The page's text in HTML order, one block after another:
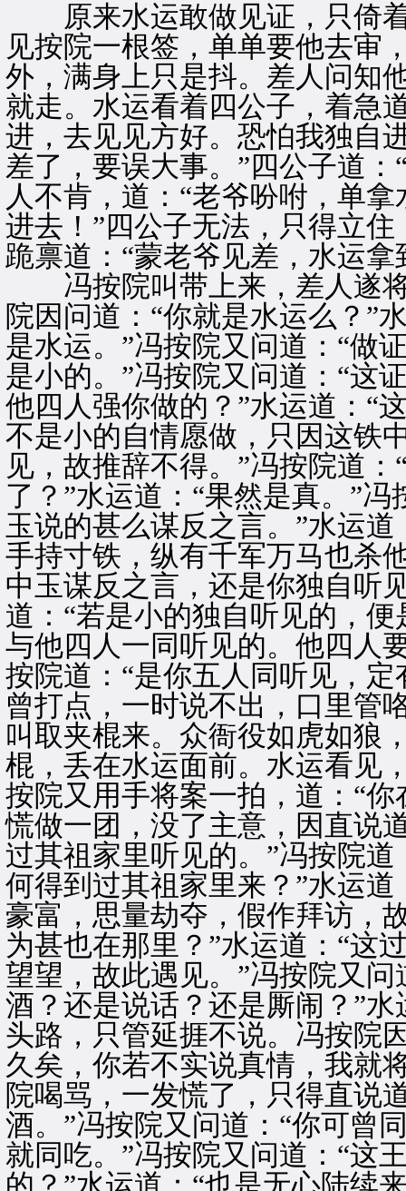
原来水运敢做见证，只倚着
见按院一根签，单单要他去审
外，满身上只是抖。差人问知
就走。水运看着四公子，着急
进，去见见方好。恐怕我独自
差了，要误大事。”四公子道
人不肯，道：“老爷吩咐，单
进去！”四公子无法，只得立
跪禀道：“蒙老爷见差，水运拿
冯按院叫带上来，差人遂将
院因问道：“你就是水运么？”
是水运。”冯按院又问道：“做
是小的。”冯按院又问道：“这
他四人强你做的？”水运道：“
不是小的自情愿做，只因这铁
见，故推辞不得。”冯按院道
了？”水运道：“果然是真。”
玉说的甚么谋反之言。”水运
手持寸铁，纵有千军万马也杀
中玉谋反之言，还是你独自听
道：“若是小的独自听见的，
与他四人一同听见的。他四人
按院道：“是你五人同听见，
曾打点，一时说不出，口里管
叫取夹棍来。众衙役如虎如狼
棍，丢在水运面前。水运看见
按院又用手将案一拍，道：“
慌做一团，没了主意，因直说
过其祖家里听见的。”冯按院
何得到过其祖家里来？”水运
豪富，思量劫夺，假作拜访，
为甚也在那里？”水运道：“这
望望，故此遇见。”冯按院又
酒？还是说话？还是厮闹？”
头路，只管延捱不说。冯按院
久矣，你若不实说真情，我就
院喝骂，一发慌了，只得直说
酒。”冯按院又问道：“你可曾
就同吃。”冯按院又问道：“这